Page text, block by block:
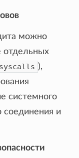
можно
отдельных
syscalls ),
системного
соединения и